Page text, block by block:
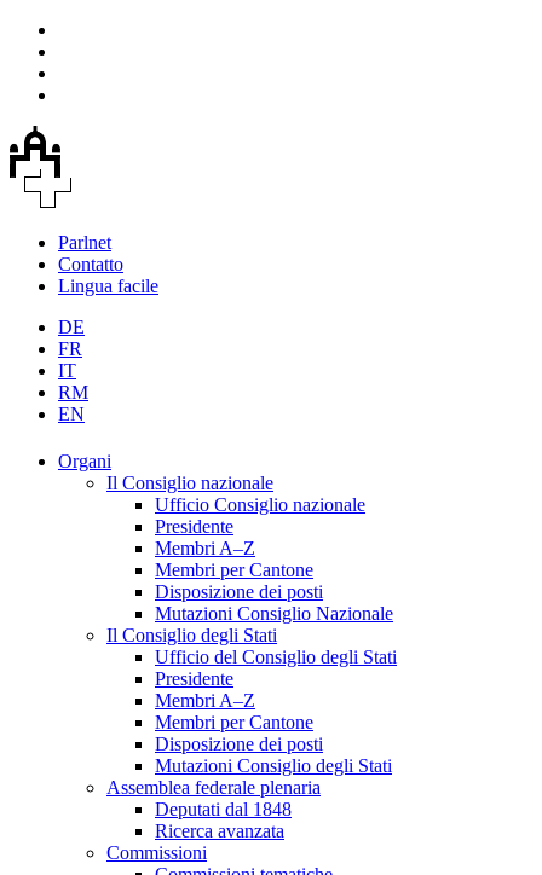
Parlnet
Contatto
Lingua facile
DE
FR
IT
RM
EN
Organi
Il Consiglio nazionale
Ufficio Consiglio nazionale
Presidente
Membri A–Z
Membri per Cantone
Disposizione dei posti
Mutazioni Consiglio Nazionale
Il Consiglio degli Stati
Ufficio del Consiglio degli Stati
Presidente
Membri A–Z
Membri per Cantone
Disposizione dei posti
Mutazioni Consiglio degli Stati
Assemblea federale plenaria
Deputati dal 1848
Ricerca avanzata
Commissioni